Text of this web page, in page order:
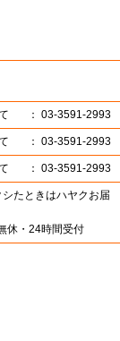
： 03-3591-2993
： 03-3591-2993
： 03-3591-2993
たときはハヤクお届
休・24時間受付